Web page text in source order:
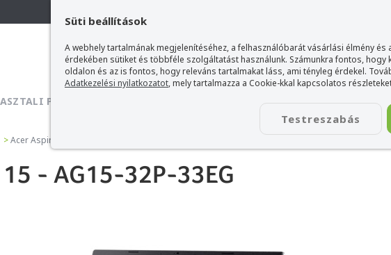
Süti beállítások
A webhely tartalmának megjelenítéséhez, a felhasználóbarát vásárlási élmény és
érdekében sütiket és többféle szolgáltatást használunk. Számunkra fontos, hogy
oldalon és az is fontos, hogy releváns tartalmakat láss, ami tényleg érdekel.
Adatkezelési nyilatkozatot, mely tartalmazza a Cookie-kkal kapcsolatos
Testreszabás
ASZTALI PC KIEGÉSZÍTŐ KAPCSOLAT
>Acer Aspire Go 15 - AG15-32P-33EG
- AG15-32P-33EG